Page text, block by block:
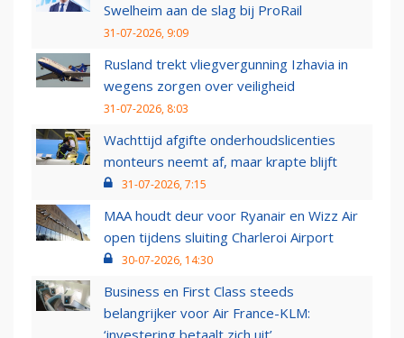
Swelheim aan de slag bij ProRail
31-07-2026, 9:09
Rusland trekt vliegvergunning Izhavia in
wegens zorgen over veiligheid
31-07-2026, 8:03
Wachttijd afgifte onderhoudslicenties
monteurs neemt af, maar krapte blijft
31-07-2026, 7:15
MAA houdt deur voor Ryanair en Wizz Air
open tijdens sluiting Charleroi Airport
30-07-2026, 14:30
Business en First Class steeds
belangrijker voor Air France-KLM: